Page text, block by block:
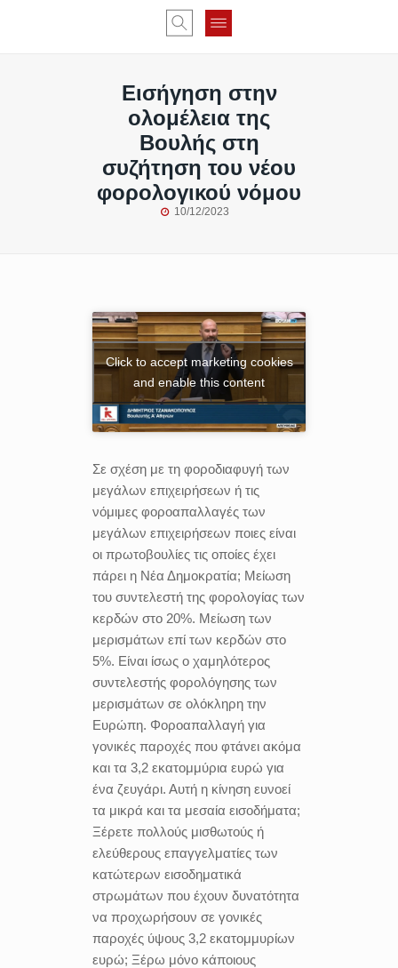
Εισήγηση στην
ολομέλεια της
Βουλής στη
συζήτηση του νέου
φορολογικού νόμου
10/12/2023
Click to accept marketing cookies
and enable this content
Σε σχέση με τη φοροδιαφυγή των
μεγάλων επιχειρήσεων ή τις
νόμιμες φοροαπαλλαγές των
μεγάλων επιχειρήσεων ποιες είναι
οι πρωτοβουλίες τις οποίες έχει
πάρει η Νέα Δημοκρατία; Μείωση
του συντελεστή της φορολογίας των
κερδών στο 20%. Μείωση των
μερισμάτων επί των κερδών στο
5%. Είναι ίσως ο χαμηλότερος
συντελεστής φορολόγησης των
μερισμάτων σε ολόκληρη την
Ευρώπη. Φοροαπαλλαγή για
γονικές παροχές που φτάνει ακόμα
και τα 3,2 εκατομμύρια ευρώ για
ένα ζευγάρι. Αυτή η κίνηση ευνοεί
τα μικρά και τα μεσαία εισοδήματα;
Ξέρετε πολλούς μισθωτούς ή
ελεύθερους επαγγελματίες των
κατώτερων εισοδηματικά
στρωμάτων που έχουν δυνατότητα
να προχωρήσουν σε γονικές
παροχές ύψους 3,2 εκατομμυρίων
ευρώ; Ξέρω μόνο κάποιους